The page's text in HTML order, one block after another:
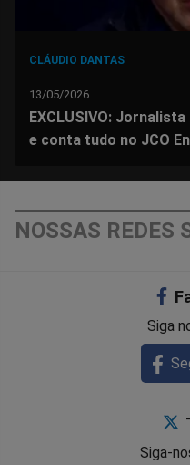
CLÁUDIO DANTAS
13/05/2026
EXCLUSIVO:
e conta tudo no JCO
NOSSAS REDES
Siga
Siga-